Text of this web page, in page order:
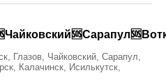
Глазов, Чайковский, Сарапул,
Калачинск, Исилькутск,